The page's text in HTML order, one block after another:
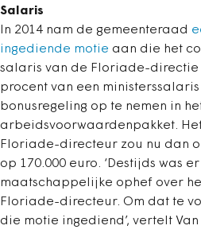
Salaris
In 2014 nam de gemeenteraad
ingediende motie aan die het
salaris van de Floriade-directie
procent van een ministerssalaris
bonusregeling op te nemen in
arbeidsvoorwaardenpakket.
Floriade-directeur zou nu dan
op 170.000 euro. ‘Destijds was
maatschappelijke ophef over
Floriade-directeur. Om dat te
die motie ingediend’, vertelt Van